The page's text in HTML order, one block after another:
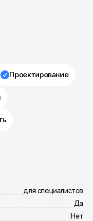
Проектирование
для специалистов
Да
Нет